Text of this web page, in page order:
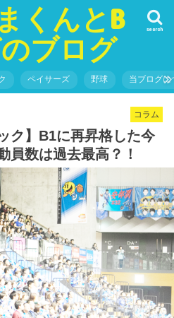
くんとB
ブログ
search
ペイサーズ 野球 当ブログに
コラム
ク】B1に再昇格した今
員数は過去最高？！